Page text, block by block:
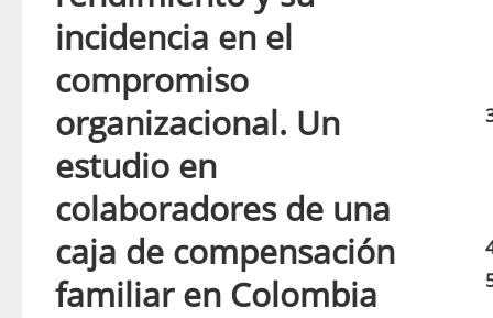
incidencia en el
compromiso
organizacional. Un
estudio en
colaboradores de una
caja de compensación
familiar en Colombia